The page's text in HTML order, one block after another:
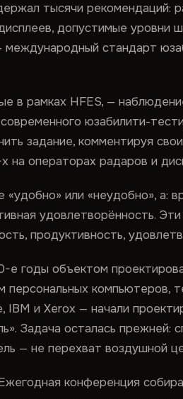
тысячи рекомендаций:
допустимые
международный стандарт
в рамках HFES, —
юзабилити-
задание, комментируя
на операторах радаров и
«удобно» или «неудобно», а:
удовлетворённость.
продуктивность,
е годы объектом
персональных
и Xerox — начали
Задача осталась прежней:
— не перехват воздушной
конференция